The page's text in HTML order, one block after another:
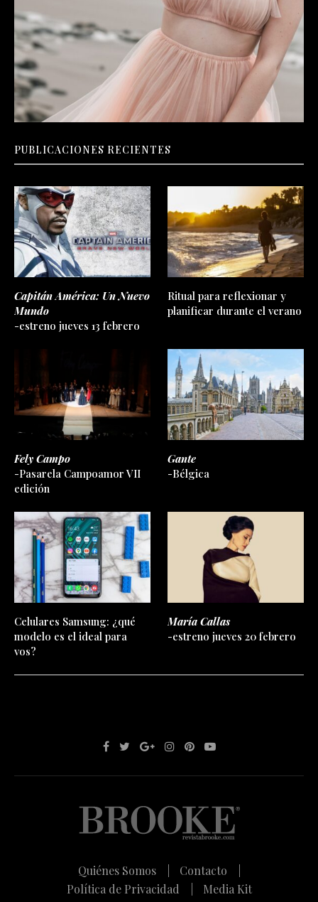
Capitán América: Un Nuevo
Mundo
-estreno jueves 13 febrero
Ritual para reflexionar y
planificar durante el verano
Fely Campo
-Pasarela Campoamor VII
edición
Gante
-Bélgica
Celulares Samsung: ¿qué
modelo es el ideal para
vos?
María Callas
-estreno jueves 20 febrero
Política de Privacidad |
Media Kit
2024 © Brooke & Women Fashion Trip son marcas registradas | Todos